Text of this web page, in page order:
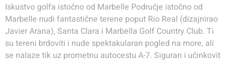
Iskustvo golfa istočno od Marbelle Područje istočno od
Marbelle nudi fantastične terene poput Rio Real (dizajnirao
Javier Arana), Santa Clara i Marbella Golf Country Club. Ti
su tereni brdoviti i nude spektakularan pogled na more, ali
se nalaze tik uz prometnu autocestu A-7. Siguran i učinkovit